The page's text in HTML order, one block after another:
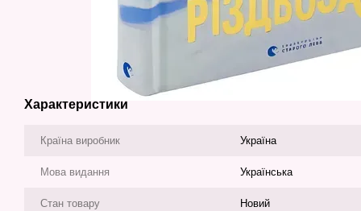
Характеристики
Країна виробник Україна
Мова видання Українська
Стан товару Новий